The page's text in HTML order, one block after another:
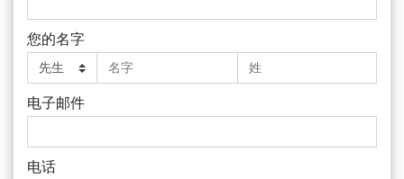
您的名字
电子邮件
电话